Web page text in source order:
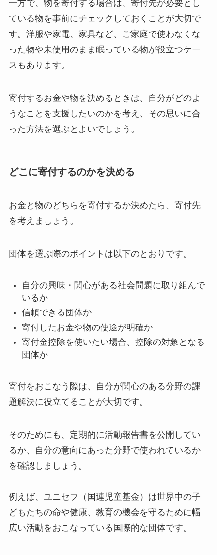
一方で、物を寄付する場合は、寄付先が必要とし
ている物を事前にチェックしておくことが大切で
す。洋服や家電、家具など、ご家庭で使わなくな
った物や未使用のまま眠っている物が役立つケー
スもあります。
寄付するお金や物を決めるときは、自分がどのよ
うなことを支援したいのかを考え、その思いに合
った方法を選ぶとよいでしょう。
どこに寄付するのかを決める
お金と物のどちらを寄付するか決めたら、寄付先
を考えましょう。
団体を選ぶ際のポイントは以下のとおりです。
自分の興味・関心がある社会問題に取り組んで
いるか
信頼できる団体か
寄付したお金や物の使途が明確か
寄付金控除を使いたい場合、控除の対象となる
団体か
寄付をおこなう際は、自分が関心のある分野の課
題解決に役立てることが大切です。
そのためにも、定期的に活動報告書を公開してい
るか、自分の意向にあった分野で使われているか
を確認しましょう。
例えば、ユニセフ（国連児童基金）は世界中の子
どもたちの命や健康、教育の機会を守るために幅
広い活動をおこなっている国際的な団体です。